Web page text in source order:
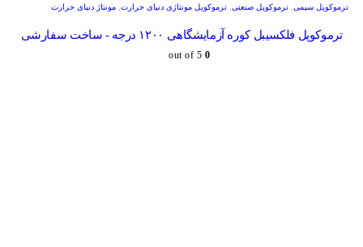
ترموکوپل سیمی, ترموکوپل صنعتی, ترموکوپل مونتاژی دنیای حرارت, مونتاژ دنیای حرارت
ترموکوپل فلکسیبل کوره آزمایشگاهی ۱۲۰۰ درجه - ساخت سفارشی
0